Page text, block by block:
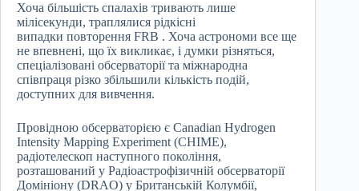
Хоча більшість спалахів тривають лише
мілісекунди, траплялися рідкісні
випадки повторення FRB . Хоча астрономи все ще
не впевнені, що їх викликає, і думки різняться,
спеціалізовані обсерваторії та міжнародна
співпраця різко збільшили кількість подій,
доступних для вивчення.
Провідною обсерваторією є Canadian Hydrogen
Intensity Mapping Experiment (CHIME),
радіотелескоп наступного покоління,
розташований у Радіоастрофізичній обсерваторії
Домініону (DRAO) у Британській Колумбії,